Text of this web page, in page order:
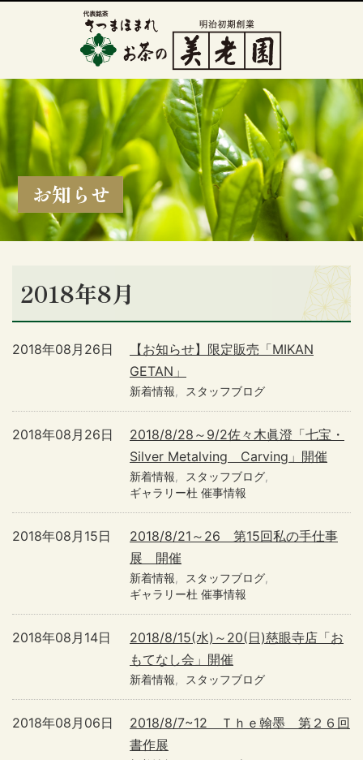
お知らせ
2018年8月
【お知らせ】限定販売「MIKAN
GETAN」
2018年08月26日
新着情報 スタッフブログ
2018/8/28～9/2佐々木眞澄「七宝・
Silver Metalving Carving」開催
2018年08月26日
新着情報
スタッフブログ
ギャラリー杜 催事情報
2018/8/21～26 第15回私の手仕事
展 開催
2018年08月15日
新着情報
スタッフブログ
ギャラリー杜 催事情報
2018/8/15(水)～20(日)慈眼寺店「お
もてなし会」開催
2018年08月14日
新着情報 スタッフブログ
2018/8/7~12 Ｔｈｅ翰墨 第２６回
書作展
2018年08月06日